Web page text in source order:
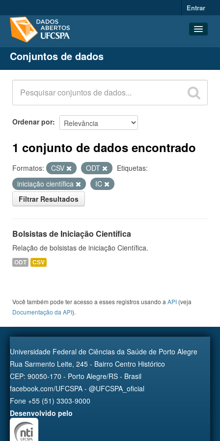
Entrar
Conjuntos de dados
Organizações
Grupos
Sobre
Conjuntos de dados
Ordenar por
1 conjunto de dados encontrado
Formatos: CSV ODT
Etiquetas:
iniciação científica
IC
Filtrar Resultados
Bolsistas de Iniciação Científica
Relação de bolsistas de iniciação Científica.
ODT CSV
Você também pode ter acesso a esses registros usando a API (veja
Documentação da API).
Universidade Federal de Ciências da Saúde de Porto Alegre
Rua Sarmento Leite, 245 - Bairro Centro Histórico
CEP: 90050-170 - Porto Alegre/RS - Brasil
facebook.com/UFCSPA - @UFCSPA_oficial
Fone +55 (51) 3303-9000
Desenvolvido pelo